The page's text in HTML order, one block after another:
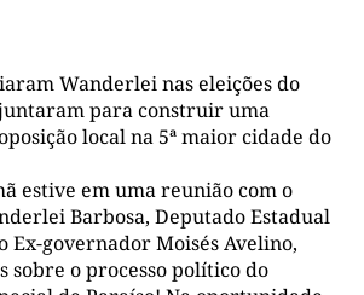
Wanderlei nas eleições do
juntaram para construir uma
local na 5ª maior cidade do
estive em uma reunião com o
Barbosa, Deputado Estadual
Ex-governador Moisés Avelino,
sobre o processo político do